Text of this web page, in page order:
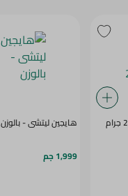
هايجين ليتشى - بالوزن
1,999 جم